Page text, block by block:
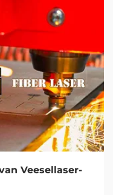
Veesellaser-